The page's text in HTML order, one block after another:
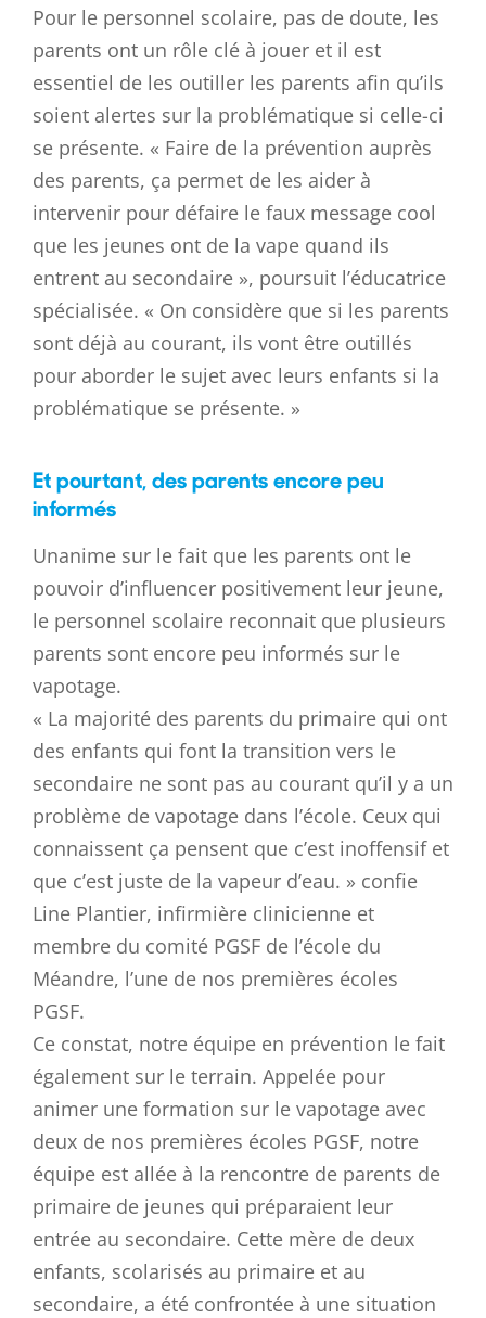
Pour le personnel scolaire, pas de doute, les
parents ont un rôle clé à jouer et il est
essentiel de les outiller les parents afin qu’ils
soient alertes sur la problématique si celle-ci
se présente. « Faire de la prévention auprès
des parents, ça permet de les aider à
intervenir pour défaire le faux message cool
que les jeunes ont de la vape quand ils
entrent au secondaire », poursuit l’éducatrice
spécialisée. « On considère que si les parents
sont déjà au courant, ils vont être outillés
pour aborder le sujet avec leurs enfants si la
problématique se présente. »
Et pourtant, des parents encore peu
informés
Unanime sur le fait que les parents ont le
pouvoir d’influencer positivement leur jeune,
le personnel scolaire reconnait que plusieurs
parents sont encore peu informés sur le
vapotage.
« La majorité des parents du primaire qui ont
des enfants qui font la transition vers le
secondaire ne sont pas au courant qu’il y a un
problème de vapotage dans l’école. Ceux qui
connaissent ça pensent que c’est inoffensif et
que c’est juste de la vapeur d’eau. » confie
Line Plantier, infirmière clinicienne et
membre du comité PGSF de l’école du
Méandre, l’une de nos premières écoles
PGSF.
Ce constat, notre équipe en prévention le fait
également sur le terrain. Appelée pour
animer une formation sur le vapotage avec
deux de nos premières écoles PGSF, notre
équipe est allée à la rencontre de parents de
primaire de jeunes qui préparaient leur
entrée au secondaire. Cette mère de deux
enfants, scolarisés au primaire et au
secondaire, a été confrontée à une situation